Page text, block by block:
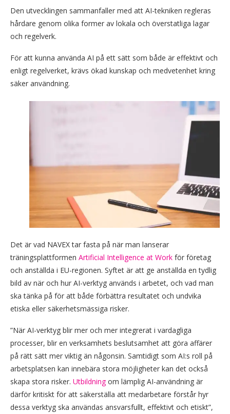
Den utvecklingen sammanfaller med att AI-tekniken regleras
hårdare genom olika former av lokala och överstatliga lagar
och regelverk.
För att kunna använda AI på ett sätt som både är effektivt och
enligt regelverket, krävs ökad kunskap och medvetenhet kring
säker användning.
Det är vad NAVEX tar fasta på när man lanserar
träningsplattformen Artificial Intelligence at Work för företag
och anställda i EU-regionen. Syftet är att ge anställda en tydlig
bild av när och hur AI-verktyg används i arbetet, och vad man
ska tänka på för att både förbättra resultatet och undvika
etiska eller säkerhetsmässiga risker.
”När AI-verktyg blir mer och mer integrerat i vardagliga
processer, blir en verksamhets beslutsamhet att göra affärer
på rätt sätt mer viktig än någonsin. Samtidigt som AI:s roll på
arbetsplatsen kan innebära stora möjligheter kan det också
skapa stora risker. Utbildningom lämplig AI-användning är
därför kritiskt för att säkerställa att medarbetare förstår hyr
dessa verktyg ska användas ansvarsfullt, effektivt och etiskt”,